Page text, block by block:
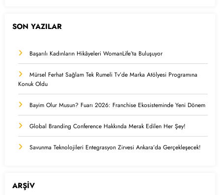
SON YAZILAR
Başarılı Kadınların Hikâyeleri WomanLife’ta Buluşuyor
Mürsel Ferhat Sağlam Tek Rumeli Tv’de Marka Atölyesi Programına
Konuk Oldu
Bayim Olur Musun? Fuarı 2026: Franchise Ekosisteminde Yeni Dönem
Global Branding Conference Hakkında Merak Edilen Her Şey!
Savunma Teknolojileri Entegrasyon Zirvesi Ankara’da Gerçekleşecek!
ARŞİV